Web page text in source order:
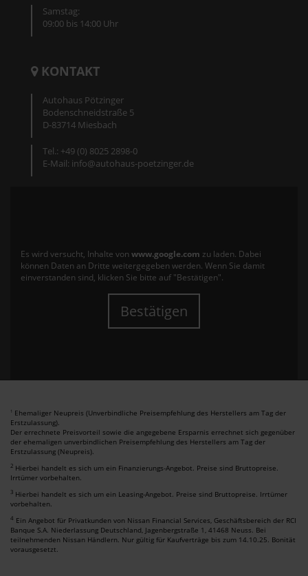
Samstag:
09:00 bis 14:00 Uhr
KONTAKT
Autohaus Pötzinger
Bodenschneidstraße 5
D-83714 Miesbach
Tel.: +49 (0) 8025 2898-0
E-Mail: info@autohaus-poetzinger.de
Es wird versucht, Inhalte von www.google.com zu laden. Dabei
können Daten an Dritte weitergegeben werden. Wenn Sie damit
einverstanden sind, klicken Sie bitte auf "Bestätigen".
Bestätigen
1 Ehemaliger Neupreis (Unverbindliche Preisempfehlung des Herstellers am Tag der
Erstzulassung).
Der errechnete Preisvorteil sowie die angegebene Ersparnis errechnet sich gegenüber
der ehemaligen unverbindlichen Preisempfehlung des Herstellers am Tag der
Erstzulassung (Neupreis).
2 Hierbei handelt es sich um ein Finanzierungs-Angebot. Preise sind Bruttopreise.
Irrtümer vorbehalten.
3 Hierbei handelt es sich um ein Leasing-Angebot. Preise sind Bruttopreise. Irrtümer
vorbehalten.
4 Ein Angebot für Privatkunden von Nissan Financial Services, Geschäftsbereich der RCI
Banque S.A. Niederlassung Deutschland, Jagenbergstraße 1, 41468 Neuss. Bei
teilnehmenden Nissan Händlern. Nur gültig für Kaufverträge bis zum 14.10.25. Bonität
vorausgesetzt.